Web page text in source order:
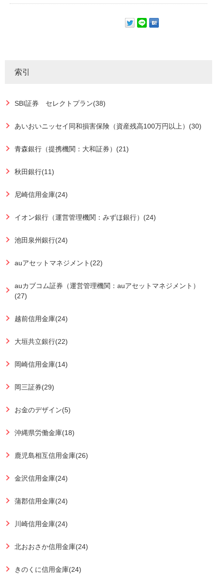
索引
SBI証券 セレクトプラン(38)
あいおいニッセイ同和損害保険（資産残高100万円以上）(30)
青森銀行（提携機関：大和証券）(21)
秋田銀行(11)
尼崎信用金庫(24)
イオン銀行（運営管理機関：みずほ銀行）(24)
池田泉州銀行(24)
auアセットマネジメント(22)
auカブコム証券（運営管理機関：auアセットマネジメント）
(27)
越前信用金庫(24)
大垣共立銀行(22)
岡崎信用金庫(14)
岡三証券(29)
お金のデザイン(5)
沖縄県労働金庫(18)
鹿児島相互信用金庫(26)
金沢信用金庫(24)
蒲郡信用金庫(24)
川崎信用金庫(24)
北おおさか信用金庫(24)
きのくに信用金庫(24)